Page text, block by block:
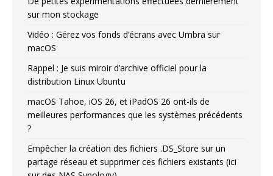
sur mon stockage
Vidéo : Gérez vos fonds d’écrans avec Umbra sur
macOS
Rappel : Je suis miroir d’archive officiel pour la
distribution Linux Ubuntu
macOS Tahoe, iOS 26, et iPadOS 26 ont-ils de
meilleures performances que les systèmes précédents
?
Empêcher la création des fichiers .DS_Store sur un
partage réseau et supprimer ces fichiers existants (ici